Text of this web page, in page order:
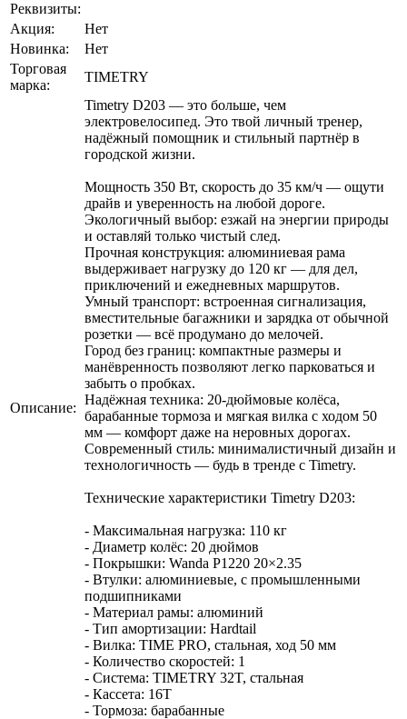
Реквизиты:
Акция:
Нет
Новинка:
Нет
Торговая
марка:
TIMETRY
Описание:
Timetry D203 — это больше, чем
электровелосипед. Это твой личный тренер,
надёжный помощник и стильный партнёр в
городской жизни.
Мощность 350 Вт, скорость до 35 км/ч — ощути
драйв и уверенность на любой дороге.
Экологичный выбор: езжай на энергии природы
и оставляй только чистый след.
Прочная конструкция: алюминиевая рама
выдерживает нагрузку до 120 кг — для дел,
приключений и ежедневных маршрутов.
Умный транспорт: встроенная сигнализация,
вместительные багажники и зарядка от обычной
розетки — всё продумано до мелочей.
Город без границ: компактные размеры и
манёвренность позволяют легко парковаться и
забыть о пробках.
Надёжная техника: 20-дюймовые колёса,
барабанные тормоза и мягкая вилка с ходом 50
мм — комфорт даже на неровных дорогах.
Современный стиль: минималистичный дизайн и
технологичность — будь в тренде с Timetry.
Технические характеристики Timetry D203:
- Максимальная нагрузка: 110 кг
- Диаметр колёс: 20 дюймов
- Покрышки: Wanda P1220 20×2.35
- Втулки: алюминиевые, с промышленными
подшипниками
- Материал рамы: алюминий
- Тип амортизации: Hardtail
- Вилка: TIME PRO, стальная, ход 50 мм
- Количество скоростей: 1
- Система: TIMETRY 32T, стальная
- Кассета: 16T
- Тормоза: барабанные